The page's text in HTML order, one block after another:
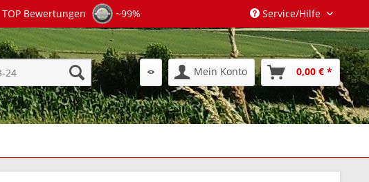
TOP Bewertungen ~99% Service/Hilfe
Mein Konto 0,00 € *